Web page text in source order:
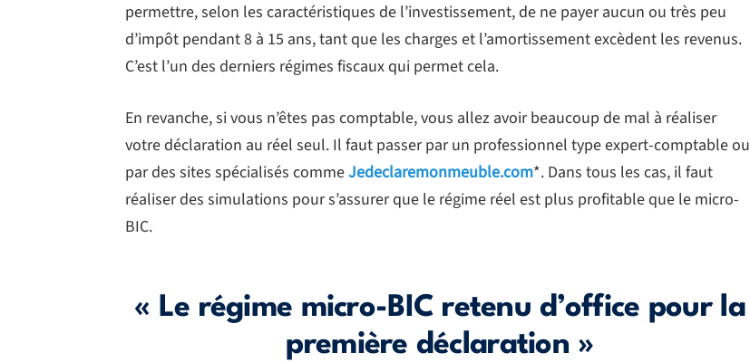
permettre, selon les caractéristiques de l’investissement, de ne payer aucun ou très peu
d’impôt pendant 8 à 15 ans, tant que les charges et l’amortissement excèdent les revenus.
C’est l’un des derniers régimes fiscaux qui permet cela.
En revanche, si vous n’êtes pas comptable, vous allez avoir beaucoup de mal à réaliser
votre déclaration au réel seul. Il faut passer par un professionnel type expert-comptable ou
par des sites spécialisés commeJedeclaremonmeuble.com*. Dans tous les cas, il faut
réaliser des simulations pour s’assurer que le régime réel est plus profitable que le micro-
BIC.
« Le régime micro-BIC retenu d’office pour la
première déclaration »